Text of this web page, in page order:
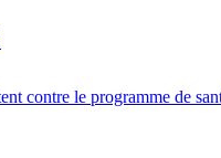
contre le programme de